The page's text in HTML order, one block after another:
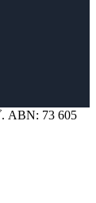
ABN: 73 605